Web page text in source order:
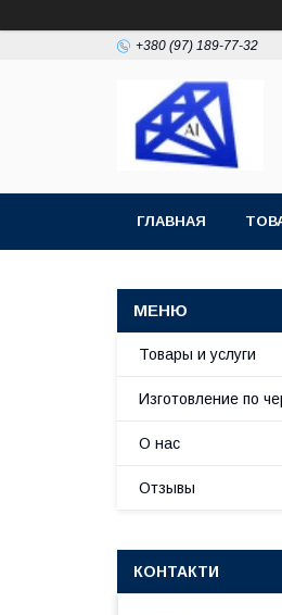
+380 (97) 189-77-32
ГЛАВНАЯ
Товары и услуги
Изготовление по
О нас
Отзывы
КОНТАКТИ